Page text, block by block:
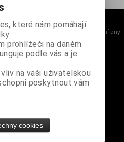
Cena:80 Kč
Koupit
Dodání dny:
které nám pomáhají
prohlížeči na daném
podle vás a je
na vaši uživatelskou
poskytnout vám
cookies